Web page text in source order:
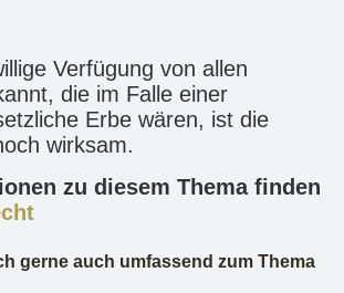
Verfügung von allen
die im Falle einer
Erbe wären, ist die
wirksam.
zu diesem Thema finden
gerne auch umfassend zum Thema